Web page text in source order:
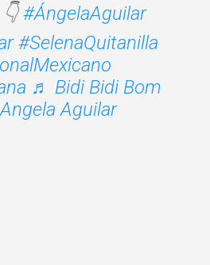
#ÁngelaAguilar
#SelenaQuitanilla
♬ Bidi Bidi Bom
Aguilar